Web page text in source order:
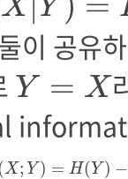
X Y
이 공유
Y = X
Y=X
X; Y) = H(Y ) −
I Y)=H(